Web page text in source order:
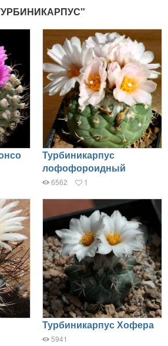
Турбиникарпус
лофофороидный
6562 1
Турбиникарпус Хофера
5941